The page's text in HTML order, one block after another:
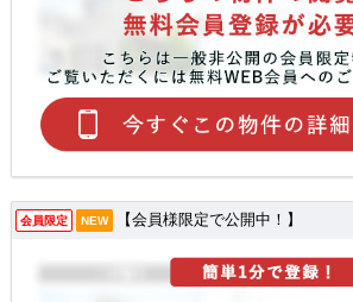
会員限定 NEW 【会員様限定で公開中！】